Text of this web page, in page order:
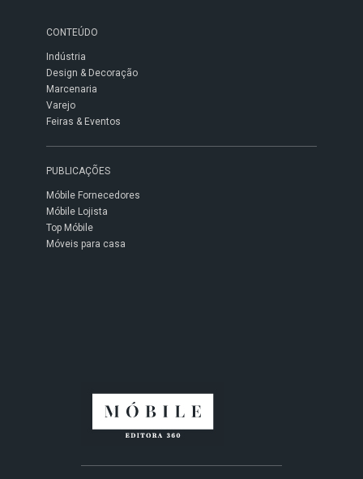
CONTEÚDO
Indústria
Design & Decoração
Marcenaria
Varejo
Feiras & Eventos
PUBLICAÇÕES
Móbile Fornecedores
Móbile Lojista
Top Móbile
Móveis para casa